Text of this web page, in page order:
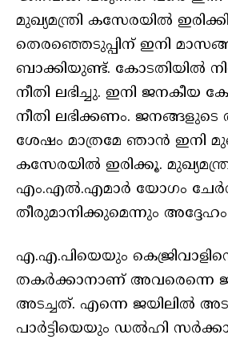
മുഖ്യമന്ത്രി കസേരയിൽ
തെരഞ്ഞെടുപ്പിന് ഇനി
ബാക്കിയുണ്ട്. കോടതിയിൽ
നീതി ലഭിച്ചു. ഇനി ജനകീയ
നീതി ലഭിക്കണം. ജനങ്ങളുടെ
ശേഷം മാത്രമേ ഞാൻ ഇനി
കസേരയിൽ ഇരിക്കൂ.
എം.എൽ.എമാർ യോഗം
തീരുമാനിക്കുമെന്നും
എ.എ.പിയെയും
തകർക്കാനാണ് അവരെന്നെ
അടച്ചത്. എന്നെ ജയിലിൽ
പാർട്ടിയെയും ഡൽഹി